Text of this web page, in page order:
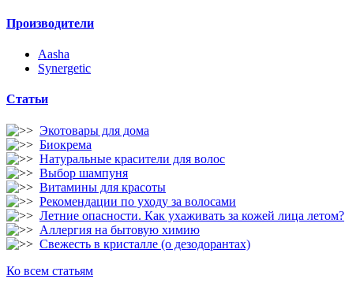
Производители
Aasha
Synergetic
Статьи
Экотовары для дома
Биокрема
Натуральные красители для волос
Выбор шампуня
Витамины для красоты
Рекомендации по уходу за волосами
Летние опасности. Как ухаживать за кожей лица летом?
Аллергия на бытовую химию
Свежесть в кристалле (о дезодорантах)
Ко всем статьям